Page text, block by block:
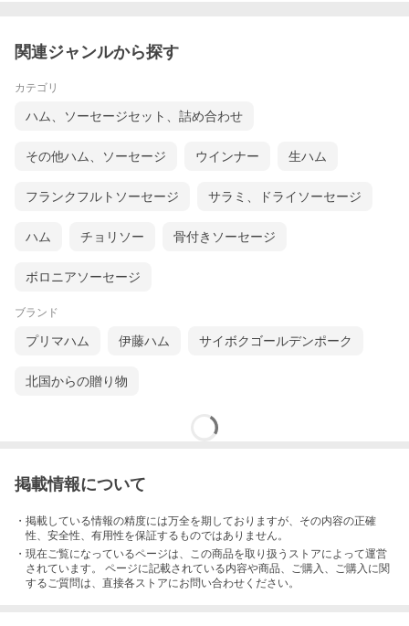
関連ジャンルから探す
カテゴリ
ハム、ソーセージセット、詰め合わせ
その他ハム、ソーセージ ウインナー 生ハム
フランクフルトソーセージ サラミ、ドライソーセージ
ハム チョリソー 骨付きソーセージ
ボロニアソーセージ
ブランド
プリマハム 伊藤ハム サイボクゴールデンポーク
北国からの贈り物
掲載情報について
・掲載している情報の精度には万全を期しておりますが、その内容の正確
性、安全性、有用性を保証するものではありません。
・現在ご覧になっているページは、この商品を取り扱うストアによって運営
されています。 ページに記載されている内容や商品、ご購入 、ご購入に関
するご質問は、直接各ストアにお問い合わせください。